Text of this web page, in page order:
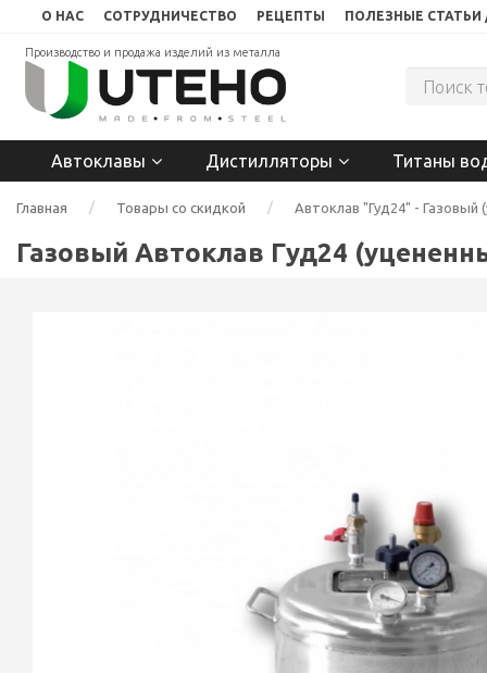
О НАС СОТРУДНИЧЕСТВО РЕЦЕПТЫ ПОЛЕЗНЫЕ СТАТЬИ
Производство и продажа изделий из металла
Автоклавы Дистилляторы Титаны
Главная Товары со скидкой Автоклав "Гуд24" - Газовый
Газовый Автоклав Гуд24